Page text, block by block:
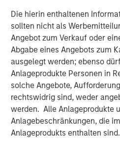
Die hierin enthaltenen
sollten nicht als
Angebot zum Verkauf oder
Abgabe eines Angebots zum
ausgelegt werden; ebenso
Anlageprodukte Personen in
solche Angebote,
rechtswidrig sind, weder
werden. Alle Anlageprodukte
Anlagebeschränkungen, die
Anlageprodukts enthalten sind.
with the potential for value
management. For further
Stanley Infrastructure
www.morganstanley.com/im/
About SpecialtyCare
With over 1,500 clinicians
procedures annually,
people, services, and
More than 1,200+ hospitals
SpecialtyCare to help them